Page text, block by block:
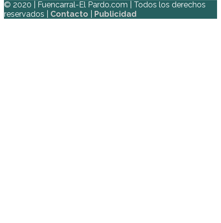
© 2020 | Fuencarral-El Pardo.com | Todos los derechos
reservados | Contacto Publicidad